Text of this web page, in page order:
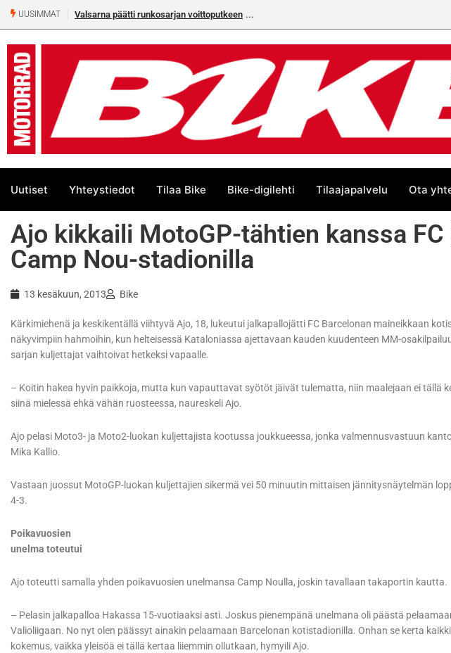
UUSIMMAT Valsarna päätti runkosarjan voittoputkeen
Uutiset Yhteystiedot Tilaa Bike Bike-digilehti Tilaajapalvelu Ota
Ajo kikkaili MotoGP-tähtien kanssa FC
Camp Nou-stadionilla
13 kesäkuun, 2013 Bike
Kärkimiehenä ja keskikentällä viihtyvä Ajo, 18, lukeutui jalkapallojätti FC Barcelonan maineikkaan
näkyvimpiin hahmoihin, kun helteisessä Kataloniassa ajettavaan kauden kuudenteen MM-
sarjan kuljettajat vaihtoivat hetkeksi vapaalle.
– Koitin hakea hyvin paikkoja, mutta kun vapauttavat syötöt jäivät tulematta, niin maalejaan ei tällä
siinä mielessä ehkä vähän ruosteessa, naureskeli Ajo.
Ajo pelasi Moto3- ja Moto2-luokan kuljettajista kootussa joukkueessa, jonka valmennusvastuun
Mika Kallio.
Vastaan juossut MotoGP-luokan kuljettajien sikermä vei 50 minuutin mittaisen jännitysnäytelmän
4-3.
Poikavuosien
unelma toteutui
Ajo toteutti samalla yhden poikavuosien unelmansa Camp Noulla, joskin tavallaan takaportin kautta.
– Pelasin jalkapalloa Hakassa 15-vuotiaaksi asti. Joskus pienempänä unelmana oli päästä
Valioliigaan. No nyt olen päässyt ainakin pelaamaan Barcelonan kotistadionilla. Onhan se kerta
kokemus, vaikka yleisöä ei tällä kertaa liiemmin ollutkaan, hymyili Ajo.